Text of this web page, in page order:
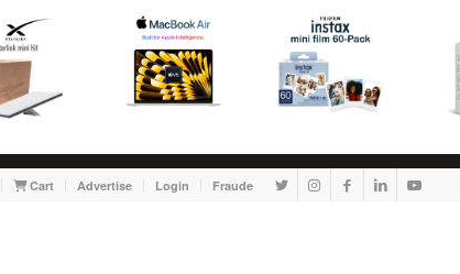
Cart Advertise Login Fraude